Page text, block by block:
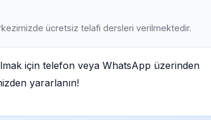
ücretsiz telafi dersleri verilmektedir.
için telefon veya WhatsApp üzerinden
yararlanın!